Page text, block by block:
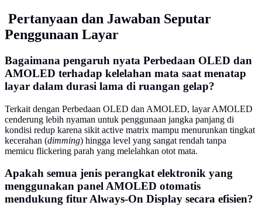
Pertanyaan dan Jawaban Seputar
Penggunaan Layar
Bagaimana pengaruh nyata Perbedaan OLED dan
AMOLED terhadap kelelahan mata saat menatap
layar dalam durasi lama di ruangan gelap?
Terkait dengan Perbedaan OLED dan AMOLED, layar AMOLED
cenderung lebih nyaman untuk penggunaan jangka panjang di
kondisi redup karena sikit active matrix mampu menurunkan tingkat
kecerahan (dimming) hingga level yang sangat rendah tanpa
memicu flickering parah yang melelahkan otot mata.
Apakah semua jenis perangkat elektronik yang
menggunakan panel AMOLED otomatis
mendukung fitur Always-On Display secara efisien?